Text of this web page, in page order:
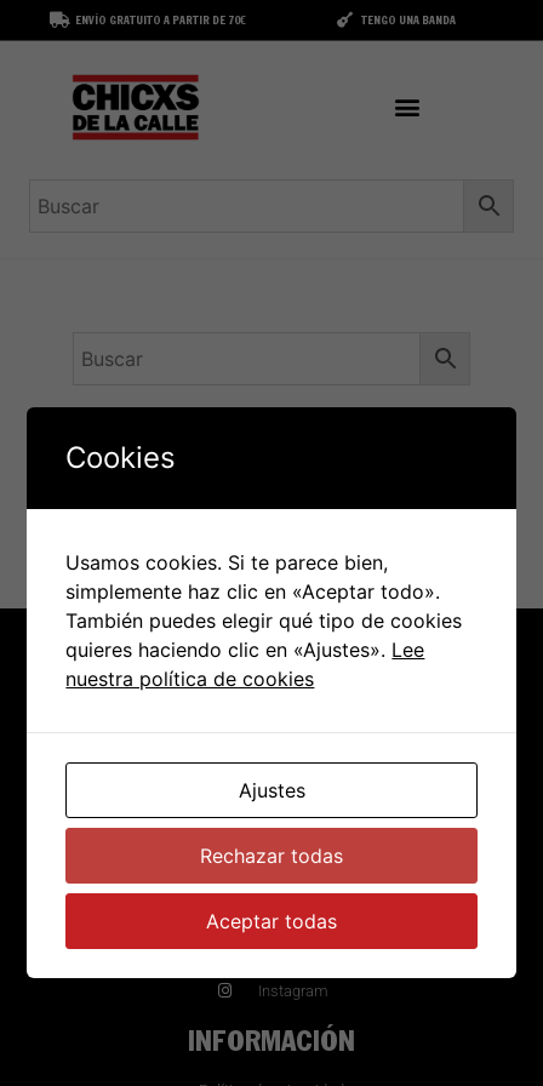
ENVÍO GRATUITO A PARTIR DE 70€ TENGO UNA BANDA
CHICXS DE LA CALLE
Fabricamos merchandising para bandas de música y
festivales y vendemos a través de nuestra tienda
online.
REDES
Instagram
INFORMACIÓN
Cookies
Usamos cookies. Si te parece bien,
simplemente haz clic en «Aceptar todo».
También puedes elegir qué tipo de cookies
quieres haciendo clic en «Ajustes». Lee
nuestra política de cookies
Ajustes
Rechazar todas
Aceptar todas